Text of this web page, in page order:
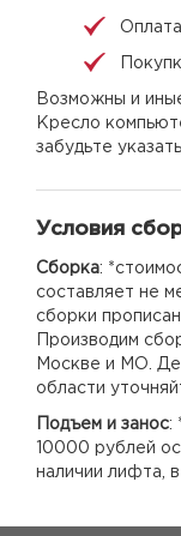
Возможны и
Кресло
забудьте
Условия
Сборка:
составляет не
сборки
Производим
Москве и МО.
области
Подъем и занос:
10000 рублей
наличии лифта,